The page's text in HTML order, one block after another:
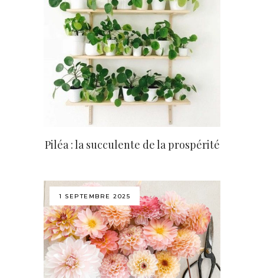
Piléa : la succulente de la prospérité
1 SEPTEMBRE 2025